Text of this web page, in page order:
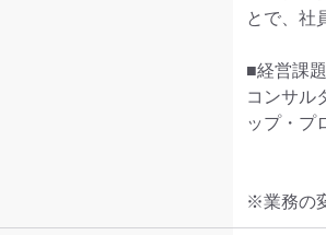
とで、社
■経営課
コンサル
ップ・プ
※業務の